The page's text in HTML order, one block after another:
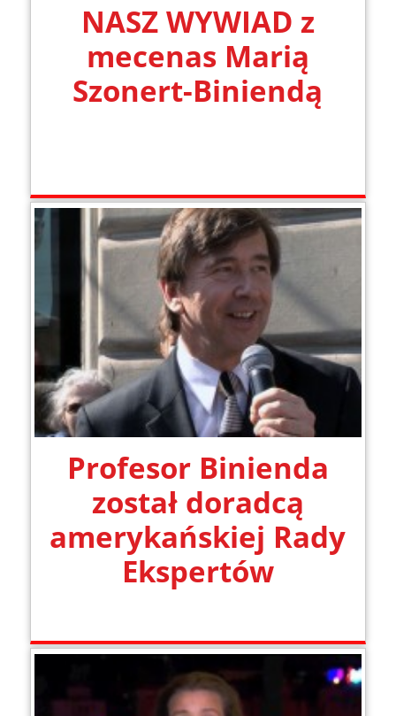
NASZ WYWIAD z
mecenas Marią
Szonert-Biniendą
Profesor Binienda
został doradcą
amerykańskiej Rady
Ekspertów